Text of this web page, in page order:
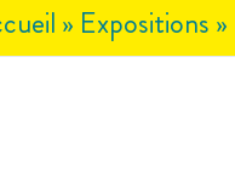
» Expositions »